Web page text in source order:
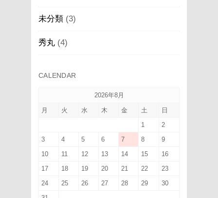
未分類 (3)
秀丸 (4)
CALENDAR
2026年8月
月 火 水 木 金 土
日
1
2
3
4 5 6 7 8
9
10
11 12 13 14 15
16
17
18 19 20 21 22
23
24
25 26 27 28 29
30